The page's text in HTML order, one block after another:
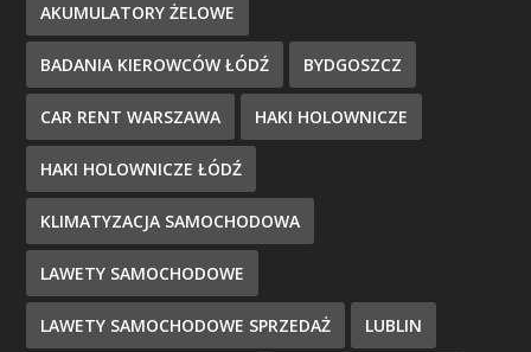
AKUMULATORY ŻELOWE
BADANIA KIEROWCÓW ŁÓDŹ BYDGOSZCZ
CAR RENT WARSZAWA HAKI HOLOWNICZE
HAKI HOLOWNICZE ŁÓDŹ
KLIMATYZACJA SAMOCHODOWA
LAWETY SAMOCHODOWE
LAWETY SAMOCHODOWE SPRZEDAŻ LUBLIN